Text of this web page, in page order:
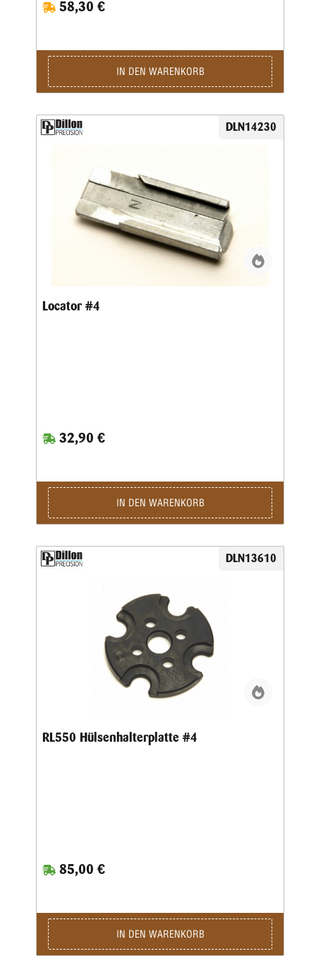
58,30 €
IN DEN WARENKORB
DLN14230
Locator #4
32,90 €
IN DEN WARENKORB
DLN13610
RL550 Hülsenhalterplatte #4
85,00 €
IN DEN WARENKORB